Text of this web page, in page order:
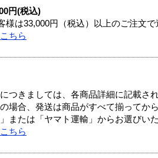
円(税込)
は33,000円（税込）以上のご注文で
ちら
つきましては、各商品詳細に記載さ
場合、発送は商品がすべて揃ってか
または「ヤマト運輸」からお選びい
ちら